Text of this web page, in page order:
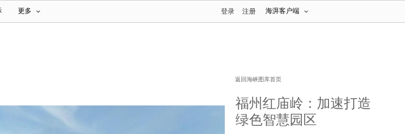
更多 海湃客户端
登录 注册
返回海峡图库首页
福州红庙岭：加速打造
绿色智慧园区